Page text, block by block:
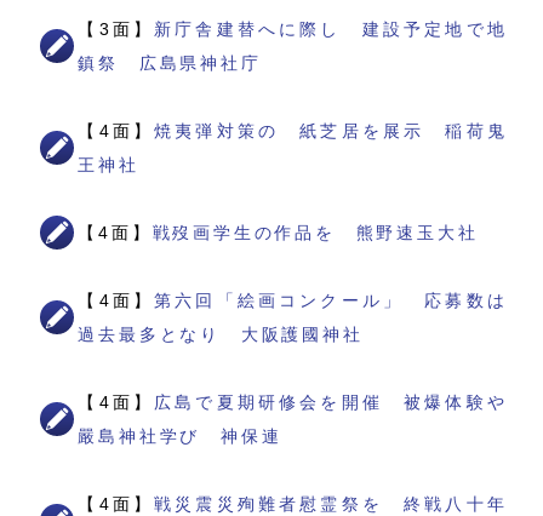
【3面】 新庁舎建替へに際し 建設予定地で地
鎮祭 広島県神社庁
【4面】焼夷弾対策の 紙芝居を展示 稲荷鬼
王神社
【4面】 戦歿画学生の作品を 熊野速玉大社
【4面】第六回「絵画コンクール」 応募数は
過去最多となり 大阪護國神社
【4面】 広島で夏期研修会を開催 被爆体験や
嚴島神社学び 神保連
【4面】戦災震災殉難者慰霊祭を 終戦八十年